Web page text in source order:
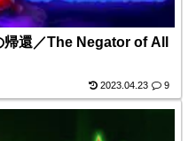
還／The Negator of All
2023.04.23 9